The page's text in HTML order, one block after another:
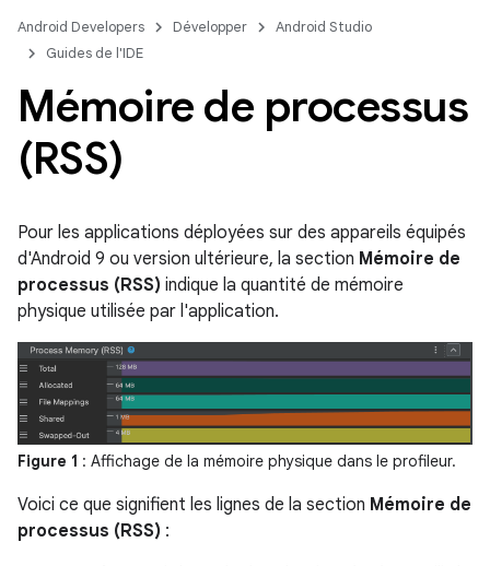
Android Developers Développer
Android Studio
Guides de l'IDE
Mémoire de processus
(RSS)
Pour les applications déployées sur des appareils équipés
d'Android 9 ou version ultérieure, la section Mémoire de
processus (RSS) indique la quantité de mémoire
physique utilisée par l'application.
Figure 1 : Affichage de la mémoire physique dans le profileur.
Voici ce que signifient les lignes de la section Mémoire de
processus (RSS) :